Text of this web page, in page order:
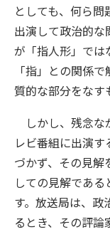
としても、何ら
出演して政治的
が「指人形」では
「指」との関係
質的な部分をなす
しかし、残念な
レビ番組に出演
づかず、その見解
しての見解であ
す。放送局は、政
るとき、その評